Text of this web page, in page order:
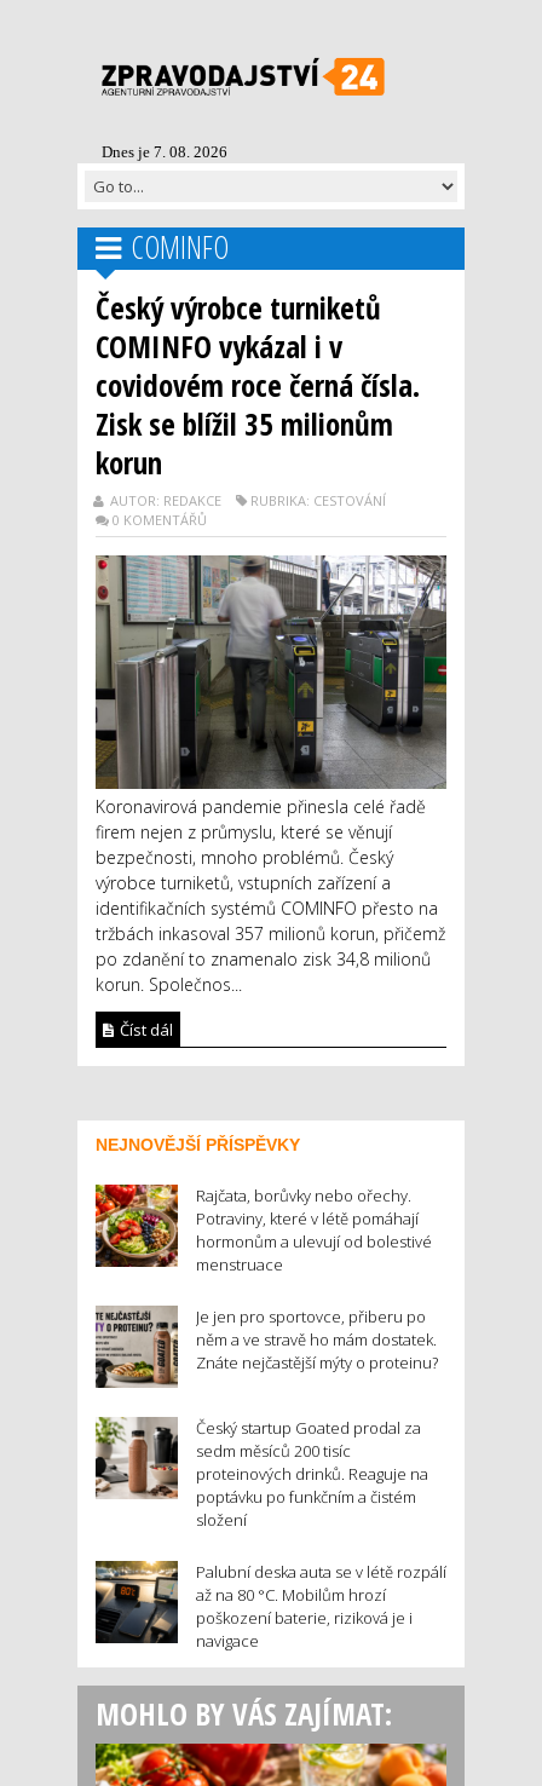
Dnes je 7. 08. 2026
COMINFO
Český výrobce turniketů
COMINFO vykázal i v
covidovém roce černá čísla.
Zisk se blížil 35 milionům
korun
AUTOR: REDAKCE
RUBRIKA: CESTOVÁNÍ
0 KOMENTÁŘŮ
Koronavirová pandemie přinesla celé řadě
firem nejen z průmyslu, které se věnují
bezpečnosti, mnoho problémů. Český
výrobce turniketů, vstupních zařízení a
identifikačních systémů COMINFO přesto na
tržbách inkasoval 357 milionů korun, přičemž
po zdanění to znamenalo zisk 34,8 milionů
korun. Společnos...
Číst dál
NEJNOVĚJŠÍ PŘÍSPĚVKY
Rajčata, borůvky nebo ořechy.
Potraviny, které v létě pomáhají
hormonům a ulevují od bolestivé
menstruace
Je jen pro sportovce, přiberu po
něm a ve stravě ho mám dostatek.
Znáte nejčastější mýty o proteinu?
Český startup Goated prodal za
sedm měsíců 200 tisíc
proteinových drinků. Reaguje na
poptávku po funkčním a čistém
složení
Palubní deska auta se v létě rozpálí
až na 80 °C. Mobilům hrozí
poškození baterie, riziková je i
navigace
MOHLO BY VÁS ZAJÍMAT: